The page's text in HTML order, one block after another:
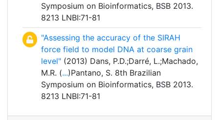
Symposium on Bioinformatics, BSB 2013.
8213 LNBI:71-81
"Assessing the accuracy of the SIRAH
force field to model DNA at coarse grain
level" (2013) Dans, P.D.;Darré, L.;Machado,
M.R. (...)Pantano, S. 8th Brazilian
Symposium on Bioinformatics, BSB 2013.
8213 LNBI:71-81